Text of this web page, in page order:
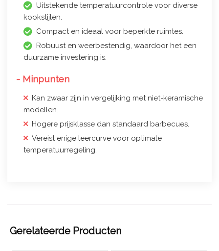
Uitstekende temperatuurcontrole voor diverse
kookstijlen.
Compact en ideaal voor beperkte ruimtes.
Robuust en weerbestendig, waardoor het een
duurzame investering is.
- Minpunten
Kan zwaar zijn in vergelijking met niet-keramische
modellen.
Hogere prijsklasse dan standaard barbecues.
Vereist enige leercurve voor optimale
temperatuurregeling.
Gerelateerde Producten